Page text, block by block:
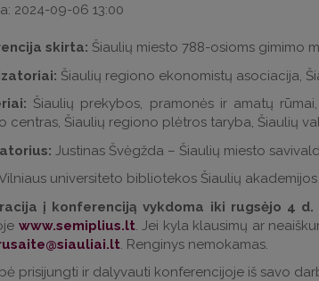
2024-09-06 13:00
skirta: Šiaulių miesto 788-osioms gimimo
Šiaulių regiono ekonomistų asociacija,
Šiaulių prekybos, pramonės ir amatų
centras, Šiaulių regiono plėtros taryba, Šiaulių
Justinas Švėgžda – Šiaulių miesto
universiteto bibliotekos Šiaulių
į konferenciją vykdoma iki rugsėjo 4 d.
www.semiplius.lt. Jei kyla klausimų ar
. Renginys nemokamas.
prisijungti ir dalyvauti konferencijoje iš savo